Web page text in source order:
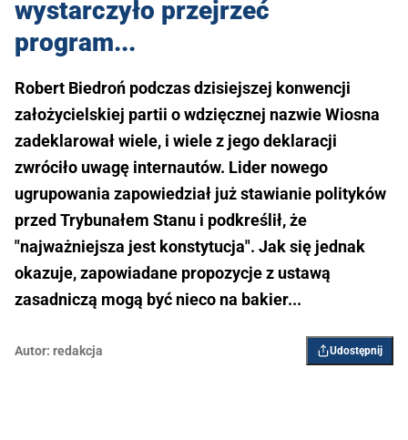
wystarczyło przejrzeć
program...
Robert Biedroń podczas dzisiejszej konwencji
założycielskiej partii o wdzięcznej nazwie Wiosna
zadeklarował wiele, i wiele z jego deklaracji
zwróciło uwagę internautów. Lider nowego
ugrupowania zapowiedział już stawianie polityków
przed Trybunałem Stanu i podkreślił, że
"najważniejsza jest konstytucja". Jak się jednak
okazuje, zapowiadane propozycje z ustawą
zasadniczą mogą być nieco na bakier...
Autor: redakcja Udostępnij